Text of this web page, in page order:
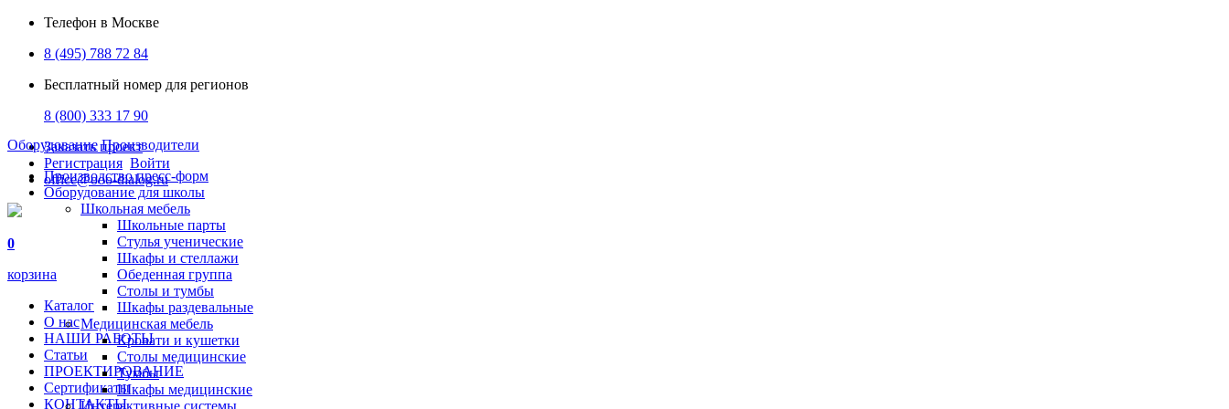
Телефон в Москве
8 (495) 788 72 84
Бесплатный номер для регионов
8 (800) 333 17 90
Заказать проект
Регистрация Войти
office@ooo-dialog.ru
0
корзина
Каталог
О нас
НАШИ РАБОТЫ
Статьи
ПРОЕКТИРОВАНИЕ
Сертификаты
КОНТАКТЫ
Оборудование Производители
Производство пресс-форм
Оборудование для школы
Школьная мебель
Школьные парты
Стулья ученические
Шкафы и стеллажи
Обеденная группа
Столы и тумбы
Шкафы раздевальные
Медицинская мебель
Кровати и кушетки
Столы медицинские
Тумбы
Шкафы медицинские
Интерактивные системы